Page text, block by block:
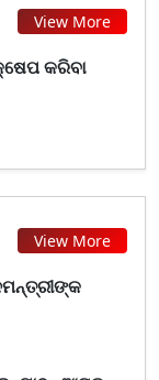
View More
କରିବା
View More